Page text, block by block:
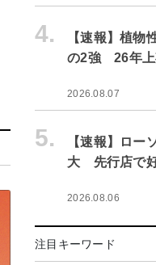
4.
【速報】植物
の2強 26年上
2026.08.07
5.
【速報】ロー
大 先行店で
2026.08.06
注目キーワード